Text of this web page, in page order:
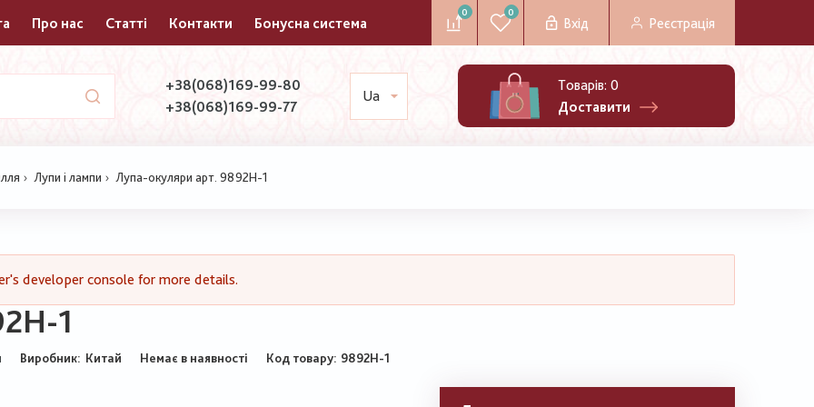
Про нас Статті Контакти Бонусна система
0 0
Вхід Реєстрація
+38(068)169-99-80
+38(068)169-99-77
Ua
Товарів: 0
Доставити
Лупи і лампи Лупа-окуляри арт. 9892H-1
developer console for more details.
1
Виробник: Китай Немає в наявності Код товару 9892H-1